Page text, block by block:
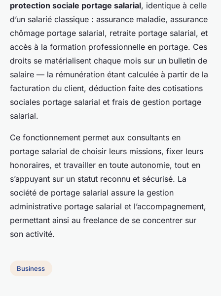
protection sociale portage salarial, identique à celle
d’un salarié classique : assurance maladie, assurance
chômage portage salarial, retraite portage salarial, et
accès à la formation professionnelle en portage. Ces
droits se matérialisent chaque mois sur un bulletin de
salaire — la rémunération étant calculée à partir de la
facturation du client, déduction faite des cotisations
sociales portage salarial et frais de gestion portage
salarial.
Ce fonctionnement permet aux consultants en
portage salarial de choisir leurs missions, fixer leurs
honoraires, et travailler en toute autonomie, tout en
s’appuyant sur un statut reconnu et sécurisé. La
société de portage salarial assure la gestion
administrative portage salarial et l’accompagnement,
permettant ainsi au freelance de se concentrer sur
son activité.
Business